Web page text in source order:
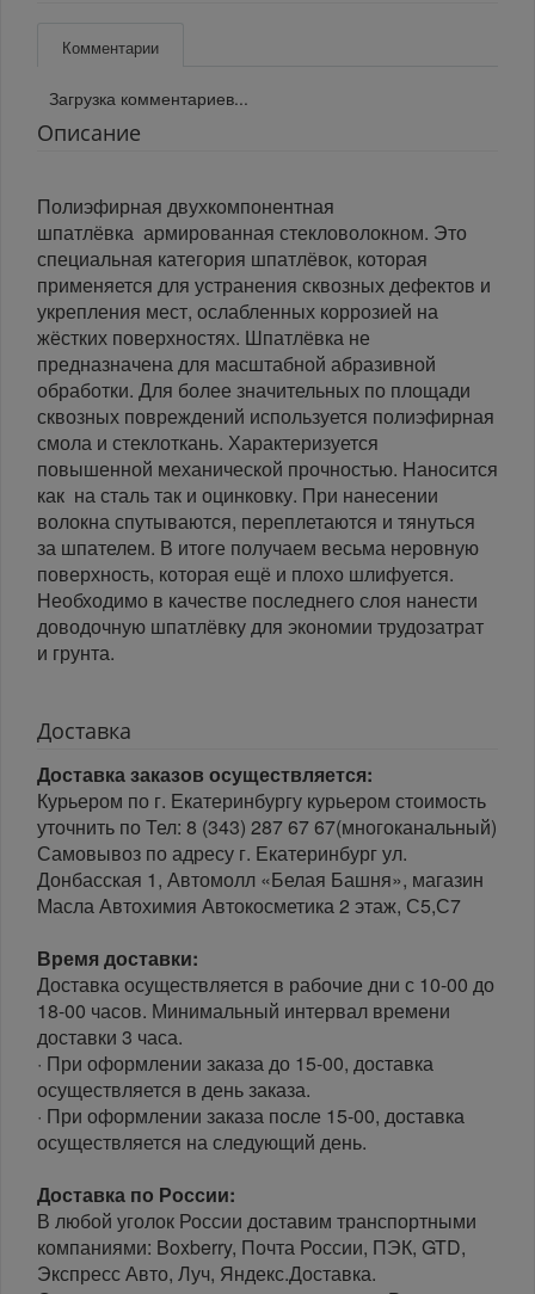
Комментарии
Загрузка комментариев...
Описание
Полиэфирная двухкомпонентная
шпатлёвка армированная стекловолокном. Это
специальная категория шпатлёвок, которая
применяется для устранения сквозных дефектов и
укрепления мест, ослабленных коррозией на
жёстких поверхностях. Шпатлёвка не
предназначена для масштабной абразивной
обработки. Для более значительных по площади
сквозных повреждений используется полиэфирная
смола и стеклоткань. Характеризуется
повышенной механической прочностью. Наносится
как на сталь так и оцинковку. При нанесении
волокна спутываются, переплетаются и тянуться
за шпателем. В итоге получаем весьма неровную
поверхность, которая ещё и плохо шлифуется.
Необходимо в качестве последнего слоя нанести
доводочную шпатлёвку для экономии трудозатрат
и грунта.
Доставка
Доставка заказов осуществляется:
Курьером по г. Екатеринбургу курьером стоимость
уточнить по Тел: 8 (343) 287 67 67(многоканальный)
Самовывоз по адресу г. Екатеринбург ул.
Донбасская 1, Автомолл «Белая Башня», магазин
Масла Автохимия Автокосметика 2 этаж, С5,С7
Время доставки:
Доставка осуществляется в рабочие дни с 10-00 до
18-00 часов. Минимальный интервал времени
доставки 3 часа.
· При оформлении заказа до 15-00, доставка
осуществляется в день заказа.
· При оформлении заказа после 15-00, доставка
осуществляется на следующий день.
Доставка по России:
В любой уголок России доставим транспортными
компаниями: Boxberry, Почта России, ПЭК, GTD,
Экспресс Авто, Луч, Яндекс.Доставка.